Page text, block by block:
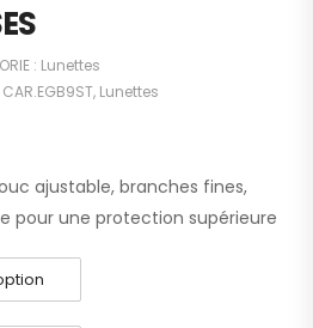
: Lunettes
CAR.EGB9ST, Lunettes
ajustable, branches fines,
pour une protection supérieure